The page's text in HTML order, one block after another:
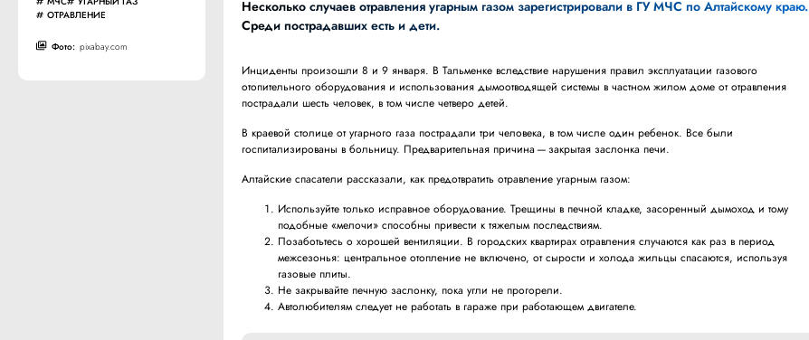
ОТРАВЛЕНИЕ
Фото: pixabay.com
Несколько случаев отравления угарным газом зарегистрировали в ГУ МЧС по Алтайскому краю.
Среди пострадавших есть и дети.
Инциденты произошли 8 и 9 января. В Тальменке вследствие нарушения правил эксплуатации газового
отопительного оборудования и использования дымоотводящей системы в частном жилом доме от отравления
пострадали шесть человек, в том числе четверо детей.
В краевой столице от угарного газа пострадали три человека, в том числе один ребенок. Все были
госпитализированы в больницу. Предварительная причина — закрытая заслонка печи.
Алтайские спасатели рассказали, как предотвратить отравление угарным газом:
Используйте только исправное оборудование. Трещины в печной кладке, засоренный дымоход и тому
подобные «мелочи» способны привести к тяжелым последствиям.
Позаботьтесь о хорошей вентиляции. В городских квартирах отравления случаются как раз в период
межсезонья: центральное отопление не включено, от сырости и холода жильцы спасаются, используя
газовые плиты.
Не закрывайте печную заслонку, пока угли не прогорели.
Автолюбителям следует не работать в гараже при работающем двигателе.